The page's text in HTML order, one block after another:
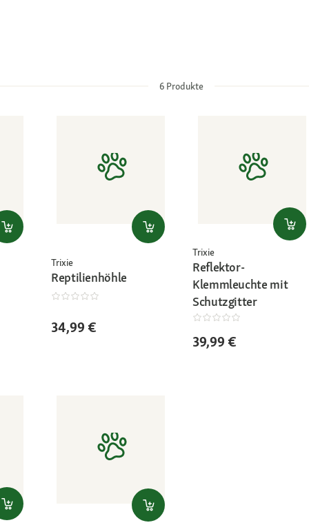
6 Produkte
Trixie
Reptilienhöhle
34,99 €
Trixie
Reflektor-
Klemmleuchte mit
Schutzgitter
39,99 €